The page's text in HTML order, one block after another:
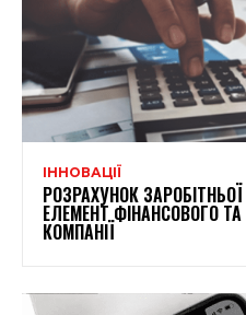
ІННОВАЦІЇ
РОЗРАХУНОК
ЕЛЕМЕНТ ФІНАНСОВОГО
КОМПАНІЇ